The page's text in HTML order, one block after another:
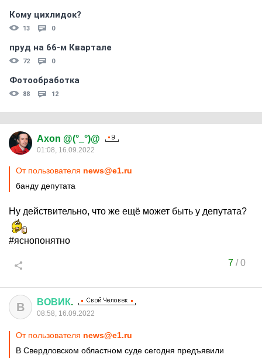
Кому цихлидок?
13 0
пруд на 66-м Квартале
72 0
Фотообработка
88 12
Axon @(°_°)@
01:08, 16.09.2022
От пользователя news@e1.ru
банду депутата
Ну действительно, что же ещё может быть у депутата?
#яснопонятно
7/0
В ВОВИК.
08:58, 16.09.2022
От пользователя news@e1.ru
В Свердловском областном суде сегодня предъявили